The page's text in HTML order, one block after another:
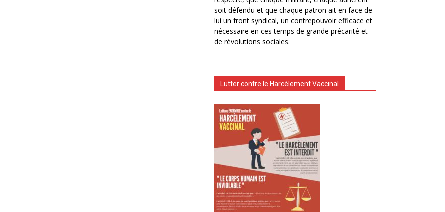
soit défendu et que chaque patron ait en face de
lui un front syndical, un contrepouvoir efficace et
nécessaire en ces temps de grande précarité et
de révolutions sociales.
Lutter contre le Harcèlement Vaccinal